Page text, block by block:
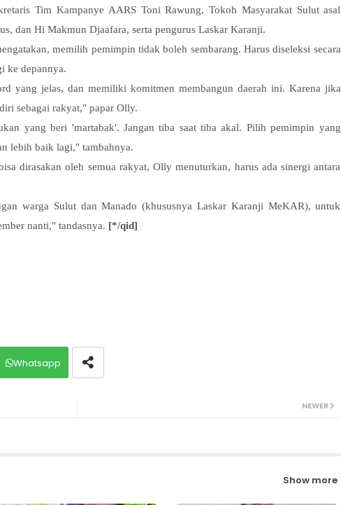
Tim Kampanye AARS Toni Rawung, Tokoh Masyarakat Sulut asal
dan Hi Makmun Djaafara, serta pengurus Laskar Karanji.
memilih pemimpin tidak boleh sembarang. Harus diseleksi secara
ke depannya.
yang jelas, dan memiliki komitmen membangun daerah ini. Karena jika
sebagai rakyat," papar Olly.
yang beri 'martabak'. Jangan tiba saat tiba akal. Pilih pemimpin yang
lebih baik lagi," tambahnya.
dirasakan oleh semua rakyat, Olly menuturkan, harus ada sinergi antara
warga Sulut dan Manado (khususnya Laskar Karanji MeKAR), untuk
nanti," tandasnya. [*/qid]
Whatsapp
NEWER
Show more